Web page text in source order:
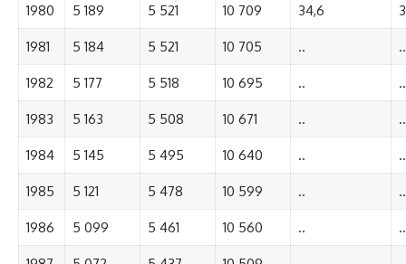
1980 5 189 5 521 10 709 34,6
1981 5 184 5 521 10 705 .. ..
1982 5 177 5 518 10 695 .. ..
1983 5 163 5 508 10 671 .. ..
1984 5 145 5 495 10 640 .. ..
1985 5 121 5 478 10 599 .. ..
1986 5 099 5 461 10 560 .. ..